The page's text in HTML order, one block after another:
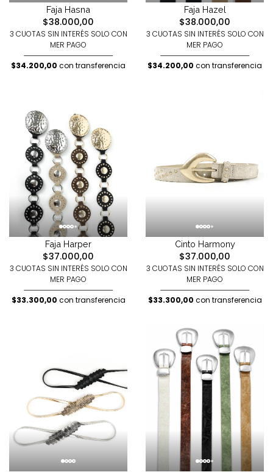
Faja Hasna
$38.000,00
3 CUOTAS SIN INTERÉS SOLO CON
MER PAGO
$34.200,00 con transferencia
Faja Hazel
$38.000,00
3 CUOTAS SIN INTERÉS SOLO CON
MER PAGO
$34.200,00 con transferencia
Faja Harper
$37.000,00
3 CUOTAS SIN INTERÉS SOLO CON
MER PAGO
$33.300,00 con transferencia
Cinto Harmony
$37.000,00
3 CUOTAS SIN INTERÉS SOLO CON
MER PAGO
$33.300,00 con transferencia